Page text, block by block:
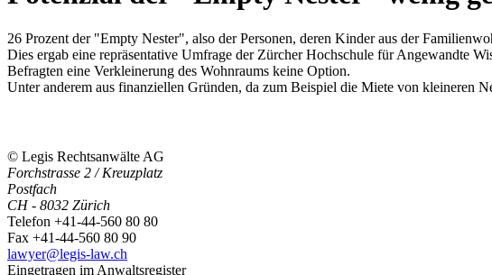
26 Prozent der "Empty Nester", also der Personen, deren Kinder aus der
Dies ergab eine repräsentative Umfrage der Zürcher Hochschule für Angewandte
Befragten eine Verkleinerung des Wohnraums keine Option.
Unter anderem aus finanziellen Gründen, da zum Beispiel die Miete von kleineren
© Legis Rechtsanwälte AG
Forchstrasse 2 / Kreuzplatz
Postfach
CH - 8032 Zürich
Telefon +41-44-560 80 80
Fax +41-44-560 80 90
lawyer@legis-law.ch
Eingetragen im Anwaltsregister